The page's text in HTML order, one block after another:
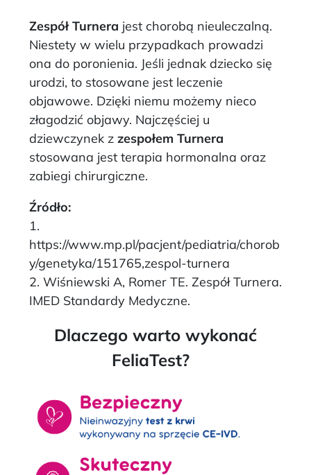
Zespół Turnera jest chorobą nieuleczalną.
Niestety w wielu przypadkach prowadzi
ona do poronienia. Jeśli jednak dziecko się
urodzi, to stosowane jest leczenie
objawowe. Dzięki niemu możemy nieco
złagodzić objawy. Najczęściej u
dziewczynek z zespołem Turnera
stosowana jest terapia hormonalna oraz
zabiegi chirurgiczne.
Źródło:
1.
https://www.mp.pl/pacjent/pediatria/chorob
y/genetyka/151765,zespol-turnera
2. Wiśniewski A, Romer TE. Zespół Turnera.
IMED Standardy Medyczne.
Dlaczego warto wykonać
FeliaTest?